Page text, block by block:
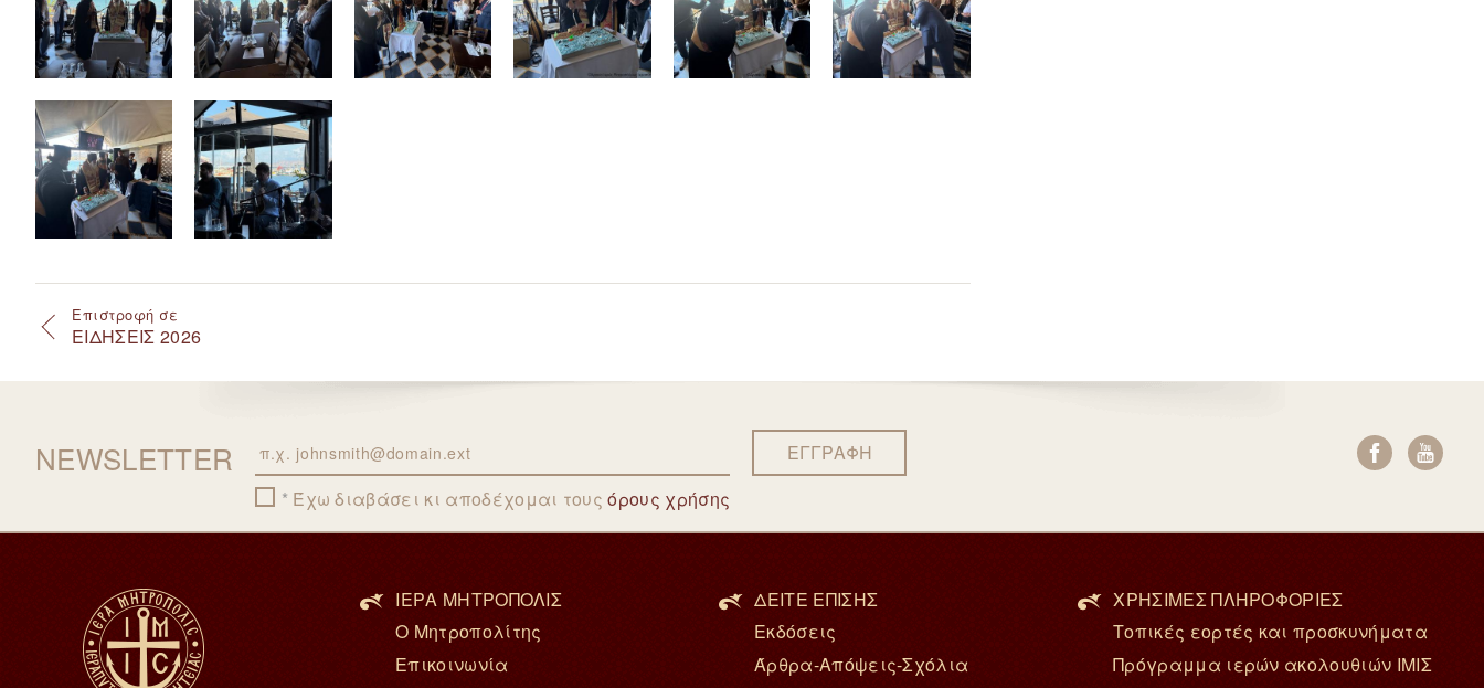
Επιστροφή σε
ΕΙΔΗΣΕΙΣ 2026
NEWSLETTER
Email
Έχω διαβάσει κι αποδέχομαι τουςόρους χρήσης
ΕΓΓΡΑΦΗ
ΙΕΡΑ ΜΗΤΡΟΠΟΛΙΣ
Ο Μητροπολίτης
Επικοινωνία
ΔΕΙΤΕ ΕΠΙΣΗΣ
Εκδόσεις
Άρθρα-Απόψεις-Σχόλια
ΧΡΗΣΙΜΕΣ ΠΛΗΡΟΦΟΡΙΕΣ
Τοπικές εορτές και προσκυνήματα
Πρόγραμμα ιερών ακολουθιών ΙΜΙΣ